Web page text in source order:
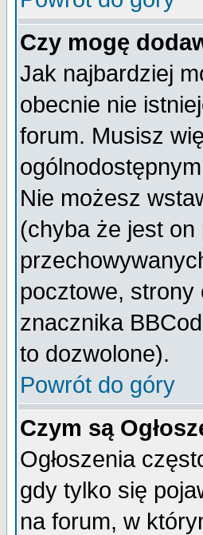
Czy mogę
Jak najbardziej
obecnie nie
forum. Musisz
Nie możesz
(chyba że jest
pocztowe, strony
znacznika
to dozwolone).
Powrót do góry
Czym są
Ogłoszenia
gdy tylko się
na forum, w